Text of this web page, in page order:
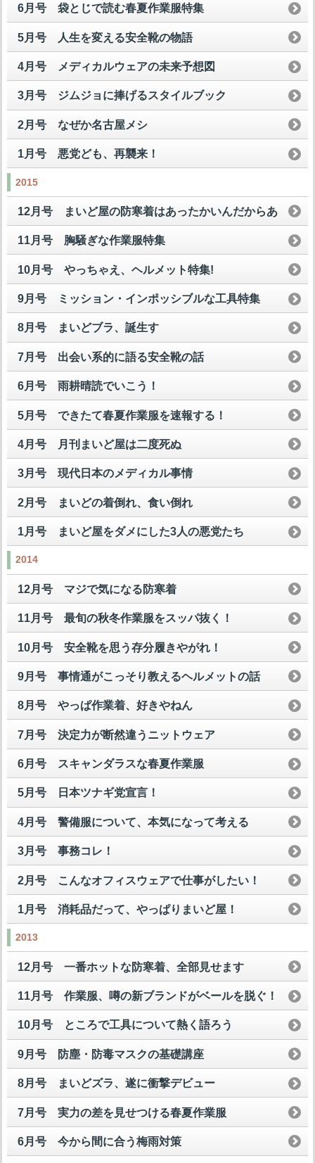
6月号 袋とじで読む春夏作業服特集
5月号 人生を変える安全靴の物語
4月号 メディカルウェアの未来予想図
3月号 ジムジョに捧げるスタイルブック
2月号 なぜか名古屋メシ
1月号 悪党ども、再襲来！
2015
12月号 まいど屋の防寒着はあったかいんだからあ
11月号 胸騒ぎな作業服特集
10月号 やっちゃえ、ヘルメット特集!
9月号 ミッション・インポッシブルな工具特集
8月号 まいどブラ、誕生す
7月号 出会い系的に語る安全靴の話
6月号 雨耕晴読でいこう！
5月号 できたて春夏作業服を速報する！
4月号 月刊まいど屋は二度死ぬ
3月号 現代日本のメディカル事情
2月号 まいどの着倒れ、食い倒れ
1月号 まいど屋をダメにした3人の悪党たち
2014
12月号 マジで気になる防寒着
11月号 最旬の秋冬作業服をスッパ抜く！
10月号 安全靴を思う存分履きやがれ！
9月号 事情通がこっそり教えるヘルメットの話
8月号 やっぱ作業着、好きやねん
7月号 決定力が断然違うニットウェア
6月号 スキャンダラスな春夏作業服
5月号 日本ツナギ党宣言！
4月号 警備服について、本気になって考える
3月号 事務コレ！
2月号 こんなオフィスウェアで仕事がしたい！
1月号 消耗品だって、やっぱりまいど屋！
2013
12月号 一番ホットな防寒着、全部見せます
11月号 作業服、噂の新ブランドがベールを脱ぐ！
10月号 ところで工具について熱く語ろう
9月号 防塵・防毒マスクの基礎講座
8月号 まいどズラ、遂に衝撃デビュー
7月号 実力の差を見せつける春夏作業服
6月号 今から間に合う梅雨対策